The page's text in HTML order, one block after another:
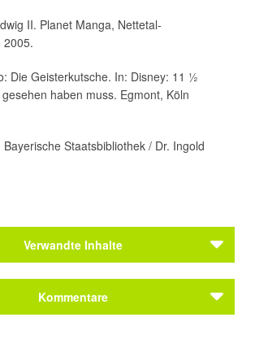
II. Planet Manga, Nettetal-
2005.
Die Geisterkutsche. In: Disney: 11 ½
haben muss. Egmont, Köln
Bayerische Staatsbibliothek / Dr. Ingold
Verwandte Inhalte
Kommentare